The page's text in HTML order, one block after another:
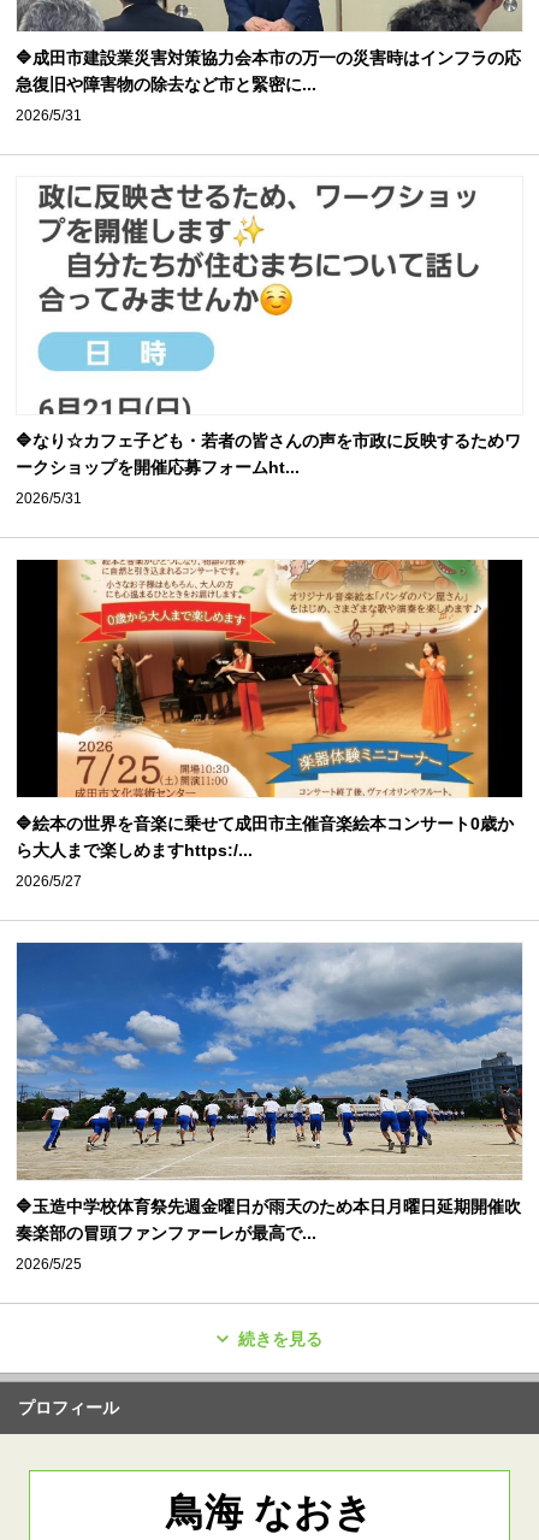
🔷成田市建設業災害対策協力会本市の万一の災害時はインフラの応
急復旧や障害物の除去など市と緊密に...
2026/5/31
🔷なり☆カフェ子ども・若者の皆さんの声を市政に反映するためワ
ークショップを開催応募フォームht...
2026/5/31
🔷絵本の世界を音楽に乗せて成田市主催音楽絵本コンサート0歳か
ら大人まで楽しめますhttps:/...
2026/5/27
🔷玉造中学校体育祭先週金曜日が雨天のため本日月曜日延期開催吹
奏楽部の冒頭ファンファーレが最高で...
2026/5/25
続きを見る
プロフィール
鳥海 なおき